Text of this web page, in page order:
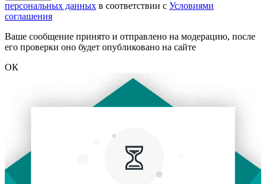
персональных данных в соответствии с Условиями
соглашения
Ваше сообщение принято и отправлено на модерацию, после
его проверки оно будет опубликовано на сайте
ОК